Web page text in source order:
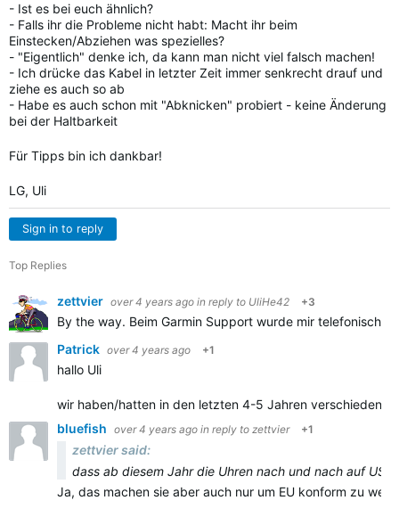
- Ist es bei euch ähnlich?
- Falls ihr die Probleme nicht habt: Macht ihr beim
Einstecken/Abziehen was spezielles?
- "Eigentlich" denke ich, da kann man nicht viel falsch machen!
- Ich drücke das Kabel in letzter Zeit immer senkrecht drauf und
ziehe es auch so ab
- Habe es auch schon mit "Abknicken" probiert - keine Änderung
bei der Haltbarkeit
Für Tipps bin ich dankbar!
LG, Uli
Sign in to reply
Top Replies
zettvier over 4 years ago in reply to UliHe42 +3
By the way. Beim Garmin Support wurde mir telefonisch
Patrick over 4 years ago +1
hallo Uli
wir haben/hatten in den letzten 4-5 Jahren verschiedene
bluefish over 4 years ago in reply to zettvier +1
zettvier said:
dass ab diesem Jahr die Uhren nach und nach auf
Ja, das machen sie aber auch nur um EU konform zu